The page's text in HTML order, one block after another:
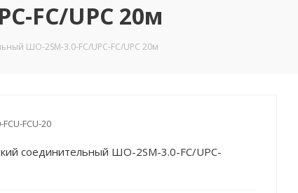
FC/UPC 20м
ШО-2SM-3.0-FC/UPC-FC/UPC 20м
FCU-20
соединительный ШО-2SM-3.0-FC/UPC-